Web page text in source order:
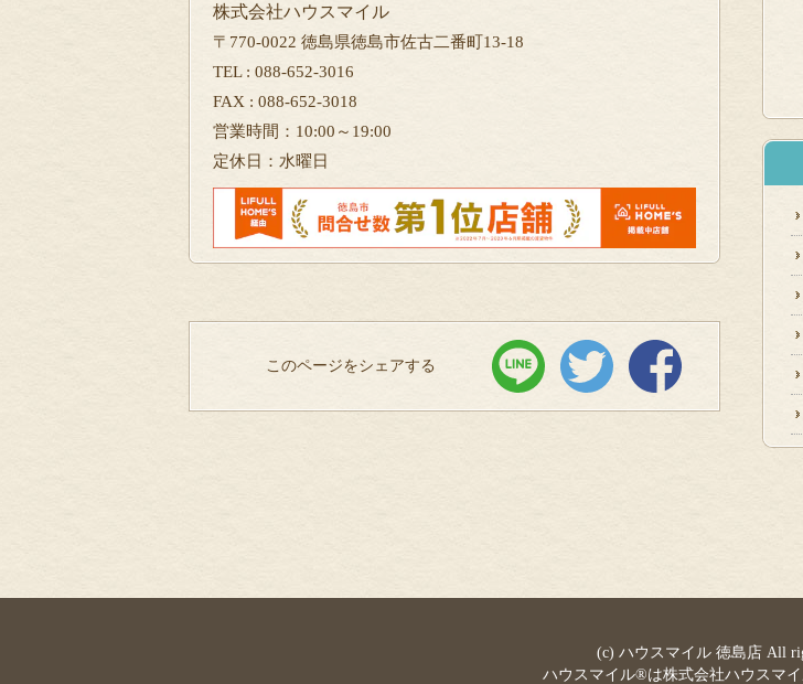
株式会社ハウスマイル
〒770-0022 徳島県徳島市佐古二番町13-18
TEL : 088-652-3016
FAX : 088-652-3018
営業時間：10:00～19:00
定休日：水曜日
このページをシェアする
(c) ハウスマイル 徳島店 All
ハウスマイル®は株式会社ハウスマイ